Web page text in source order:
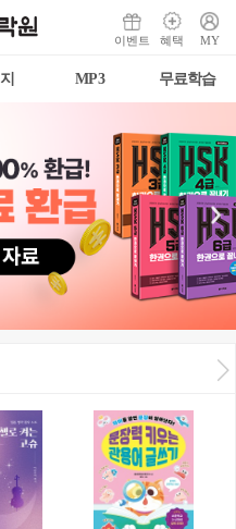
이벤트 혜택 MY
MP3 무료학습